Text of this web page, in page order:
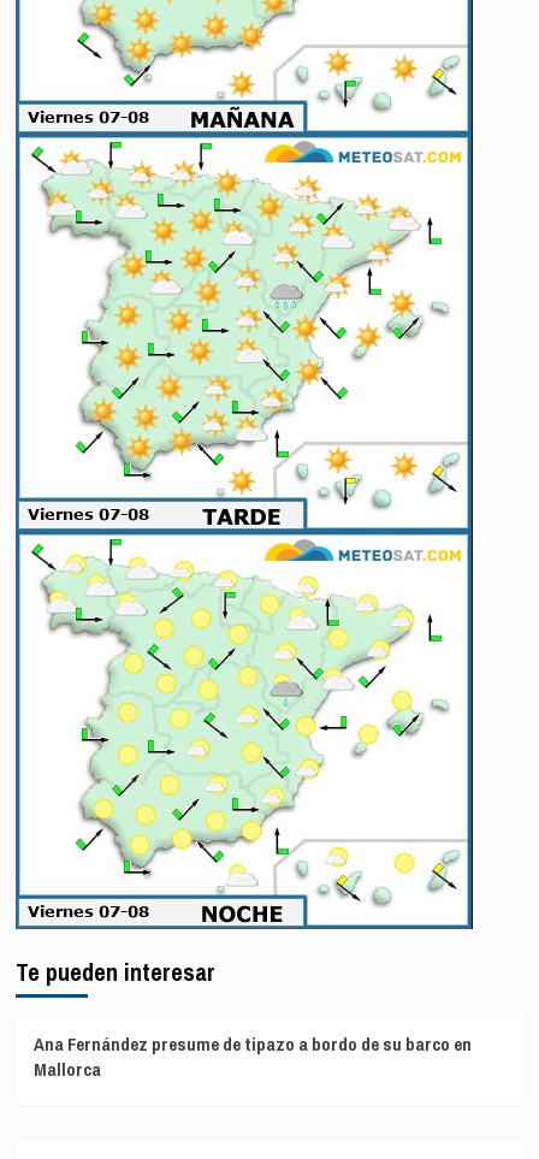
Te pueden interesar
Ana Fernández presume de tipazo a bordo de su barco en
Mallorca